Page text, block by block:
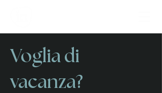
Voglia di
vacanza?